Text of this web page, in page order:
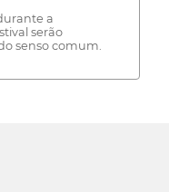
a
serão
senso comum.